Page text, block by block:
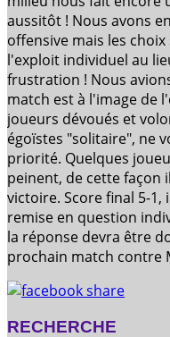
aussitôt ! Nous avons
offensive mais les
l'exploit individuel au
frustration ! Nous
match est à l'image de
joueurs dévoués et
égoïstes "solitaire", ne
priorité. Quelques
peinent, de cette façon
victoire. Score final 5-
remise en question
la réponse devra être
prochain match contre
RECHERCHE